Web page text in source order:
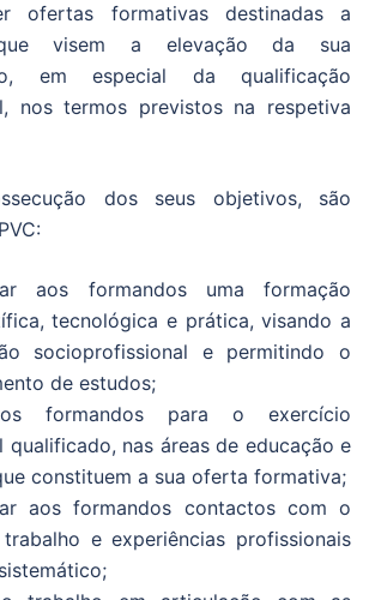
ofertas formativas destinadas a
visem a elevação da sua
em especial da qualificação
nos termos previstos na respetiva
dos seus objetivos, são
aos formandos uma formação
tecnológica e prática, visando a
socioprofissional e permitindo o
de estudos;
os formandos para o exercício
qualificado, nas áreas de educação e
constituem a sua oferta formativa;
aos formandos contactos com o
e experiências profissionais